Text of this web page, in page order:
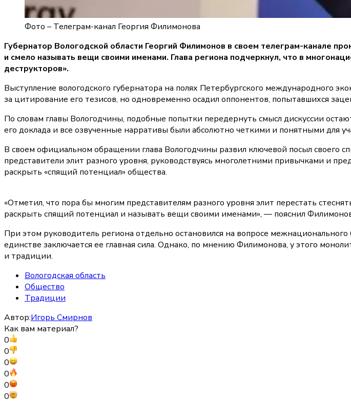
Фото – Телеграм-канал Георгия Филимонова
Губернатор Вологодской области Георгий Филимонов в своем телеграм-канале
и смело называть вещи своими именами. Глава региона подчеркнул, что в
деструкторов».
Выступление вологодского губернатора на полях Петербургского международного
за цитирование его тезисов, но одновременно осадил оппонентов, попытавшихся
По словам главы Вологодчины, подобные попытки передернуть смысл дискуссии
его доклада и все озвученные нарративы были абсолютно четкими и понятными для
В своем официальном обращении глава Вологодчины развил ключевой посыл своего
представители элит разного уровня, руководствуясь многолетними привычками и
раскрыть «спящий потенциал» общества.
«Отметил, что пора бы многим представителям разного уровня элит перестать
раскрыть спящий потенциал и называть вещи своими именами», — пояснил
При этом руководитель региона отдельно остановился на вопросе
единстве заключается ее главная сила. Однако, по мнению Филимонова, у этого
и традиции.
Вологодская область
Общество
Традиции
Автор:Игорь Смирнов
Как вам материал?
0
0
0
0
0
0